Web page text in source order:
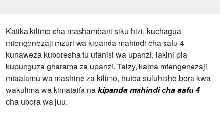
Katika kilimo cha mashambani siku hizi, kuchagua
mtengenezaji mzuri wa kipanda mahindi cha safu 4
kunaweza kuboresha tu ufanisi wa upanzi, lakini pia
kupunguza gharama za upanzi. Taizy, kama mtengenezaji
mtaalamu wa mashine za kilimo, hutoa suluhisho bora kwa
wakulima wa kimataifa nakipanda mahindi cha safu 4
cha ubora wa juu.